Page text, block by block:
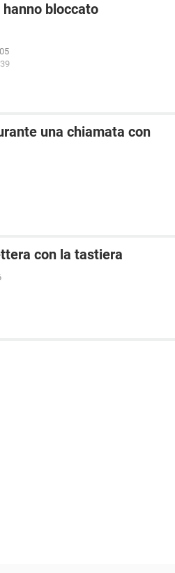
bloccato
una chiamata con
con la tastiera